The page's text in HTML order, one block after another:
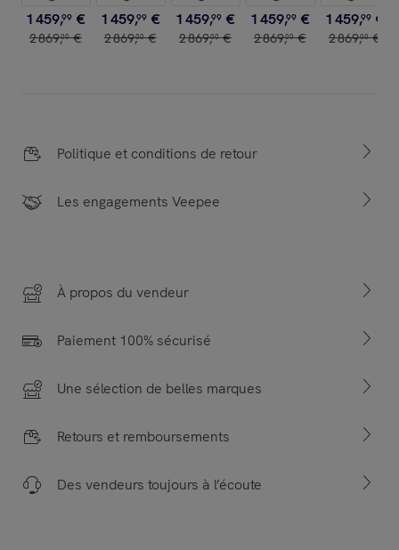
1459,99 €
2869,00 €
1459,99 €
2869,00 €
1459,99 €
2869,00 €
1459,99 €
2869,00 €
1459,99 €
2869,00 €
Politique et conditions de retour
Les engagements Veepee
À propos du vendeur
Paiement 100% sécurisé
Une sélection de belles marques
Retours et remboursements
Des vendeurs toujours à l’écoute